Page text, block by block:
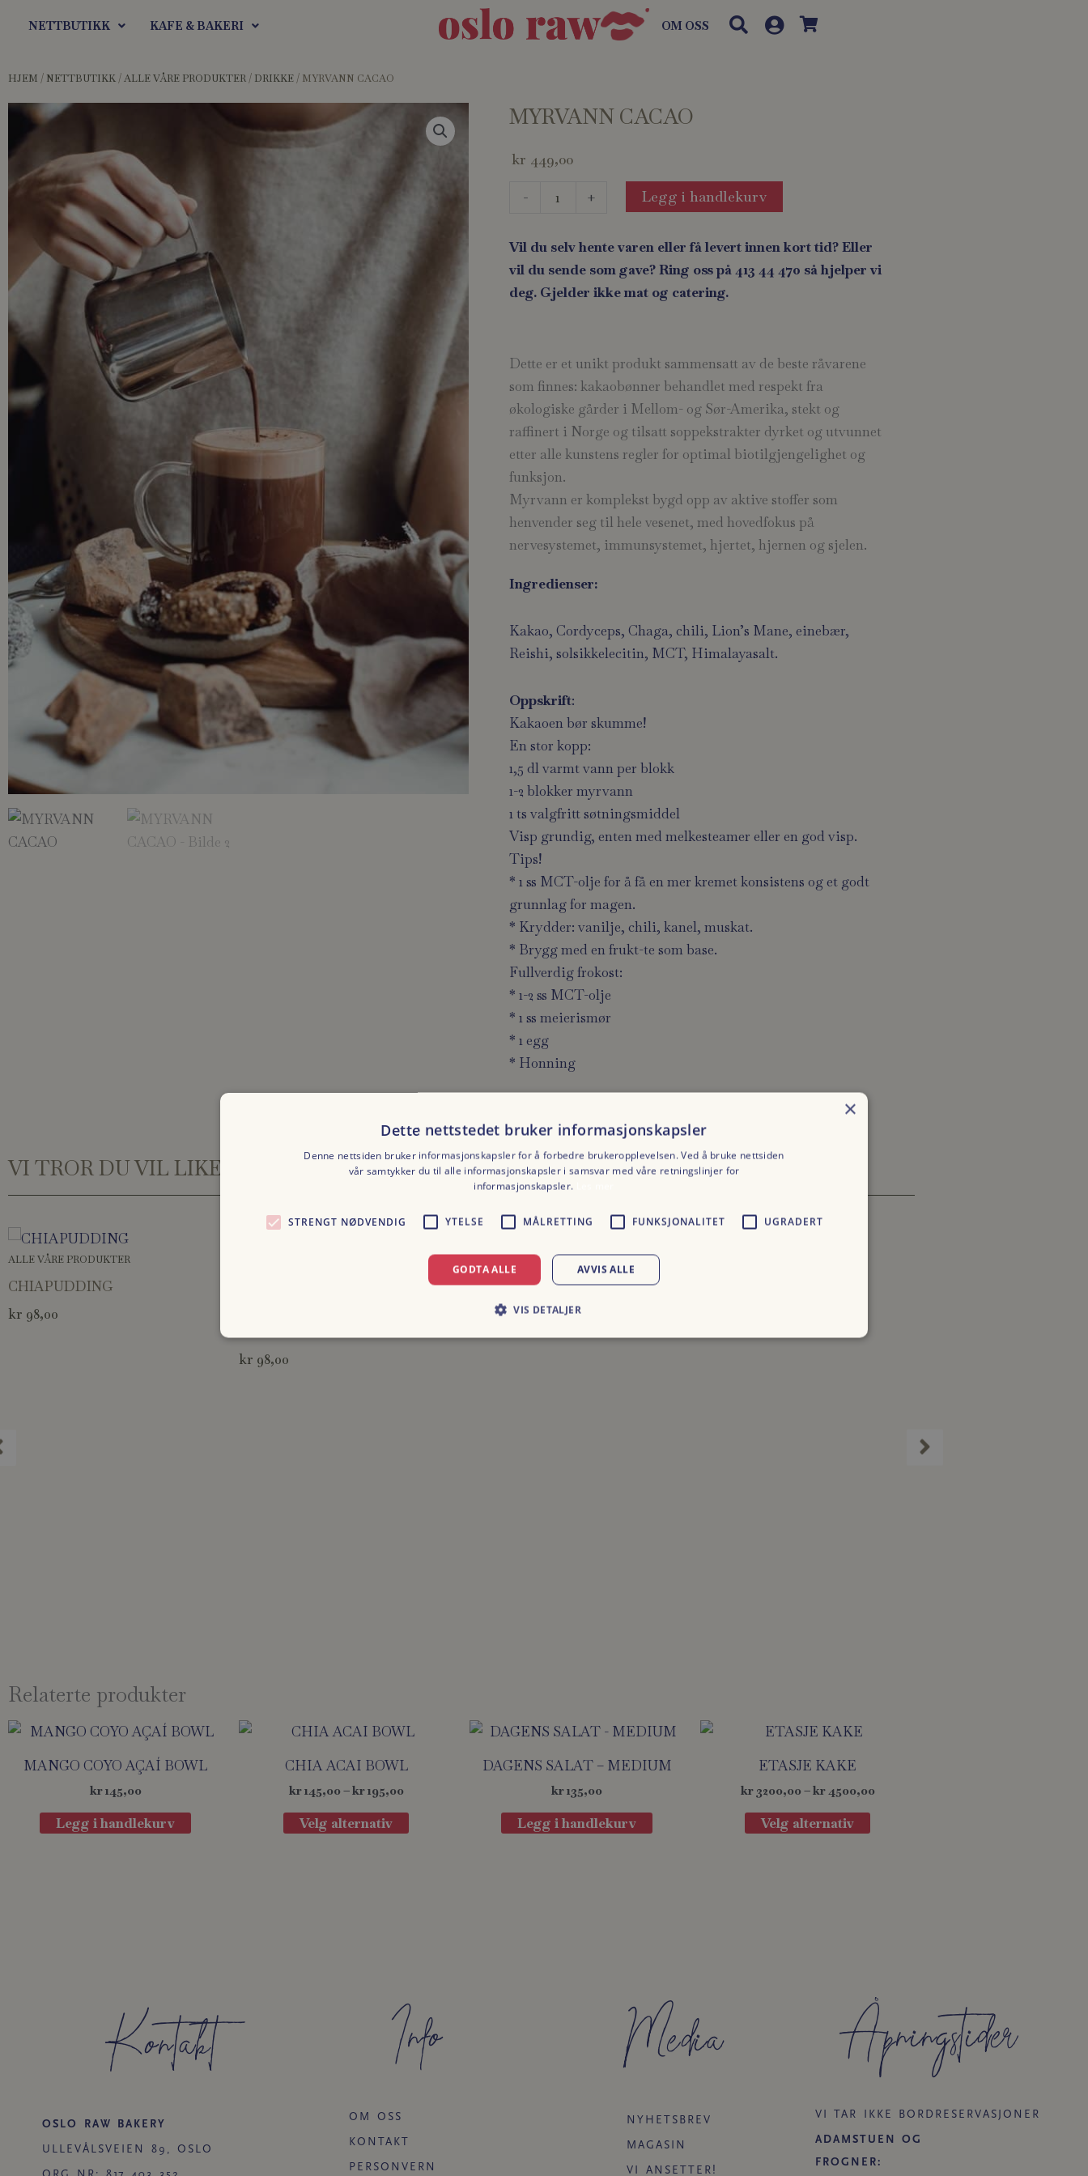
innholdet
NETTBUTIKK KAFE & BAKERI OM OSS
HJEM / NETTBUTIKK /ALLE VÅRE PRODUKTER / DRIKKE / MYRVANN CACAO
MYRVANN CACAO
kr 449,00
-
MYRVANN
+ Legg i handlekurv
Vil du selv hente varen eller få levert innen kort tid? Eller
vil du sende som gave? Ring oss på 413 44 470 så hjelper vi
deg. Gjelder ikke mat og catering.
Dette er et unikt produkt sammensatt av de beste råvarene
som finnes: kakaobønner behandlet med respekt fra
økologiske gårder i Mellom- og Sør-Amerika, stekt og
raffinert i Norge og tilsatt soppekstrakter dyrket og utvunnet
etter alle kunstens regler for optimal biotilgjengelighet og
funksjon.
Myrvann er komplekst bygd opp av aktive stoffer som
henvender seg til hele vesenet, med hovedfokus på
nervesystemet, immunsystemet, hjertet, hjernen og sjelen.
Ingredienser:
Kakao, Cordyceps, Chaga, chili, Lion’s Mane, einebær,
Reishi, solsikkelecitin, MCT, Himalayasalt.
Oppskrift:
Kakaoen bør skumme!
En stor kopp:
1,5 dl varmt vann per blokk
1-2 blokker myrvann
1 ts valgfritt søtningsmiddel
Visp grundig, enten med melkesteamer eller en god visp.
Tips!
* 1 ss MCT-olje for å få en mer kremet konsistens og et godt
grunnlag for magen.
* Krydder: vanilje, chili, kanel, muskat.
* Brygg med en frukt-te som base.
Fullverdig frokost:
* 1-2 ss MCT-olje
* 1 ss meierismør
* 1 egg
* Honning
VI TROR DU VIL LIKE
ALLE VÅRE PRODUKTER
CHIAPUDDING
kr 98,00
kr 98,00
ALLE VÅRE PRODUKTER
HJERTEFORMET KAKE
790,00
Relaterte produkter
MANGO COYO AÇAÍ BOWL
kr145,00
Legg i handlekurv
CHIA ACAI BOWL
kr145,00 –kr195,00
Prisområde:
til
kr 195,00
Velg alternativ
Dette
DAGENS SALAT – MEDIUM
kr135,00
Legg i handlekurv
ETASJE KAKE
kr3200,00 –kr4500,00
Velg alternativ
flere
Kontakt
OSLO RAW BAKERY
ULLEVÅLSVEIEN 89, OSLO
Info
OM OSS
KONTAKT
PERSONVERN
Media
NYHETSBREV
MAGASIN
VI ANSETTER!
Åpningstider​
VI TAR IKKE BORDRESERVASJONER
ADAMSTUEN OG
FROGNER:
×
Dette nettstedet bruker informasjonskapsler
Denne nettsiden bruker informasjonskapsler for å forbedre brukeropplevelsen. Ved å bruke nettsiden
vår samtykker du til alle informasjonskapsler i samsvar med våre retningslinjer for
informasjonskapsler.
STRENGT NØDVENDIG YTELSE MÅLRETTING FUNKSJONALITET UGRADERT
GODTA ALLE AVVIS ALLE
VIS DETALJER